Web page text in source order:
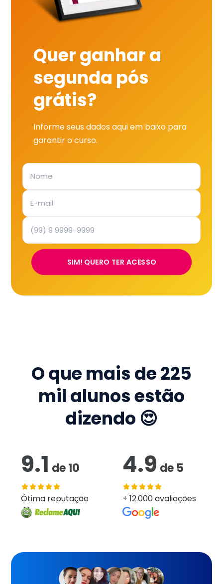
Quer ganhar a
segunda pós
grátis?
Informe seus dados aqui em baixo para
garantir o curso.
SIM! QUERO TER ACESSO
O que mais de225
mil alunos estão
dizendo 😍
9.1 de10
Ótima reputação
4.9 de 5
+ 12.000 avaliações